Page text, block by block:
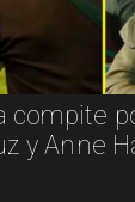
compite
y Anne